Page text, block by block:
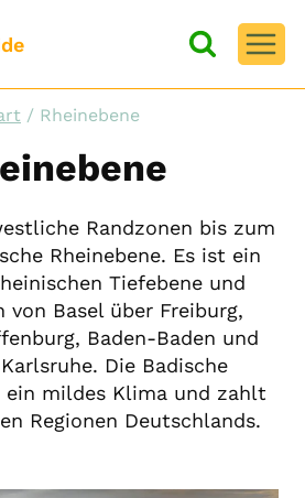
/ Rheinebene
Randzonen bis zum
Rheinebene. Es ist ein
Tiefebene und
von Basel über Freiburg,
Baden-Baden und
Die Badische
ein mildes Klima und zahlt
Regionen Deutschlands.